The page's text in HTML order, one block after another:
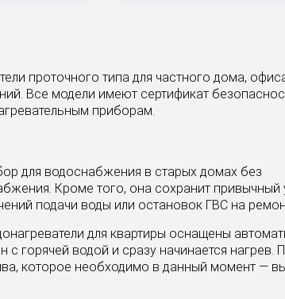
проточного типа для частного дома,
Все модели имеют сертификат
приборам.
для водоснабжения в старых домах без
Кроме того, она сохранит привычный
подачи воды или остановок ГВС на
для квартиры оснащены
с горячей водой и сразу начинается нагрев.
которое необходимо в данный момент —